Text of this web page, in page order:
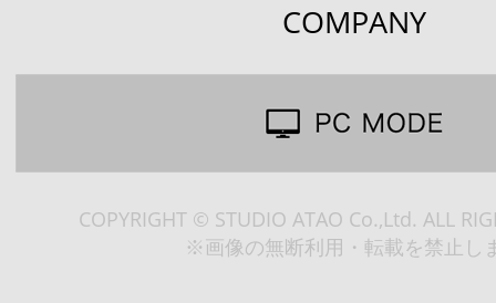
COMPANY
COPYRIGHT © STUDIO ATAO Co.,Ltd. ALL
※画像の無断利用・転載を禁止し